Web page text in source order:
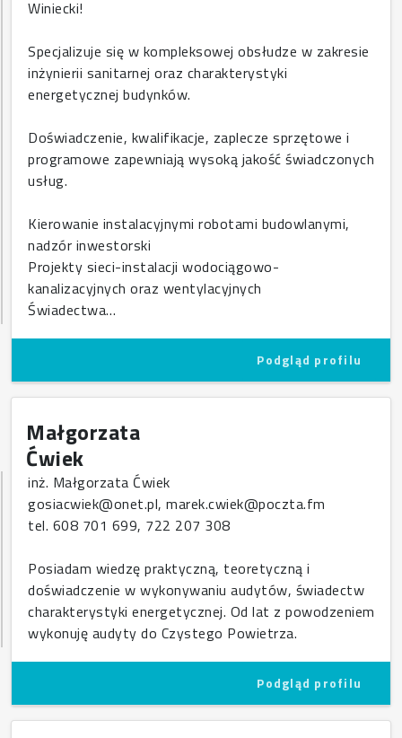
Winiecki!
Specjalizuje się w kompleksowej obsłudze w zakresie
inżynierii sanitarnej oraz charakterystyki
energetycznej budynków.
Doświadczenie, kwalifikacje, zaplecze sprzętowe i
programowe zapewniają wysoką jakość świadczonych
usług.
Kierowanie instalacyjnymi robotami budowlanymi,
nadzór inwestorski
Projekty sieci-instalacji wodociągowo-
kanalizacyjnych oraz wentylacyjnych
Świadectwa…
Podgląd profilu
Małgorzata
Ćwiek
inż. Małgorzata Ćwiek
gosiacwiek@onet.pl, marek.cwiek@poczta.fm
tel. 608 701 699, 722 207 308
Posiadam wiedzę praktyczną, teoretyczną i
doświadczenie w wykonywaniu audytów, świadectw
charakterystyki energetycznej. Od lat z powodzeniem
wykonuję audyty do Czystego Powietrza.
Podgląd profilu